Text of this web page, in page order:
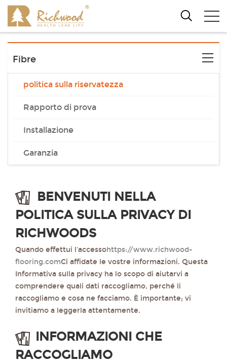
Fibre
politica sulla riservatezza
Rapporto di prova
Installazione
Garanzia
BENVENUTI NELLA
POLITICA SULLA PRIVACY DI
RICHWOODS
Quando effettui l'accessohttps://www.richwood-
flooring.comCi affidate le vostre informazioni. Questa
Informativa sulla privacy ha lo scopo di aiutarvi a
comprendere quali dati raccogliamo, perché li
raccogliamo e cosa ne facciamo. È importante; vi
invitiamo a leggerla attentamente.
INFORMAZIONI CHE
RACCOGLIAMO